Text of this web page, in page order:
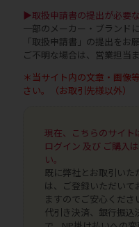
▶取扱申請書の提出が必要
一部のメーカー・ブランド
「取扱申請書」の提出をお
ご不明な場合は、営業担当
＊当サイト内の文章・画像
さい。（お取引先様以外）
現在、こちらのサイト
ログイン 及び ご購入
い。
既に弊社とお取引いた
は、ご登録いただいて
ますのでご安心くださ
代引き決済、銀行振